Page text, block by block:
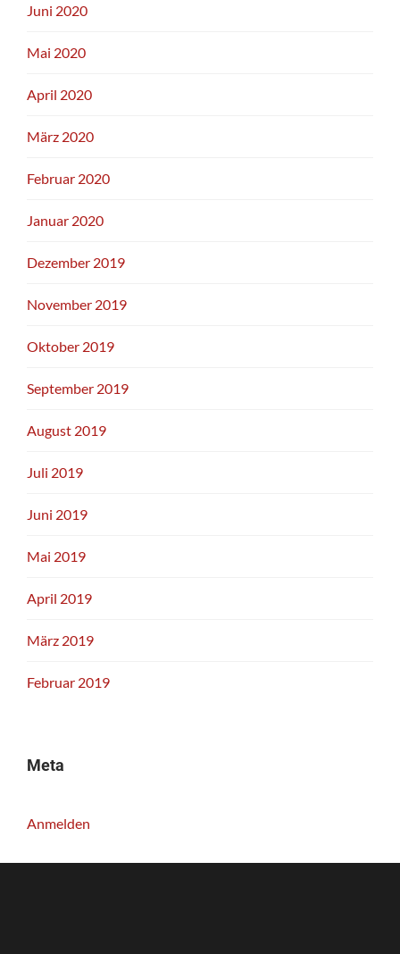
Juni 2020
Mai 2020
April 2020
März 2020
Februar 2020
Januar 2020
Dezember 2019
November 2019
Oktober 2019
September 2019
August 2019
Juli 2019
Juni 2019
Mai 2019
April 2019
März 2019
Februar 2019
Meta
Anmelden